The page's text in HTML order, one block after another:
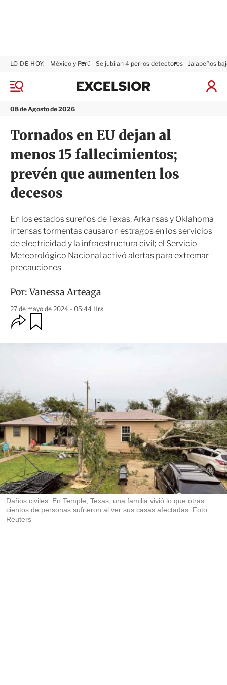
M
n
08 de Agosto de 2026
LO DE HOY: México y Perú Se jubilan 4 perros detectores Jalapeños
I
x
i
r
Tornados en EU dejan al
menos 15 fallecimientos;
prevén que aumenten los
decesos
En los estados sureños de Texas, Arkansas y Oklahoma
intensas tormentas causaron estragos en los servicios
de electricidad y la infraestructura civil; el Servicio
Meteorológico Nacional activó alertas para extremar
precauciones
Por:Vanessa Arteaga
27 de mayo de 2024 - 05:44 Hrs
O
p
i
e
c
o
m
p
a
r
t
i
r
r
Daños civiles. En Temple, Texas, una familia vivió lo que otras
cientos de personas sufrieron al ver sus casas afectadas. Foto:
Reuters